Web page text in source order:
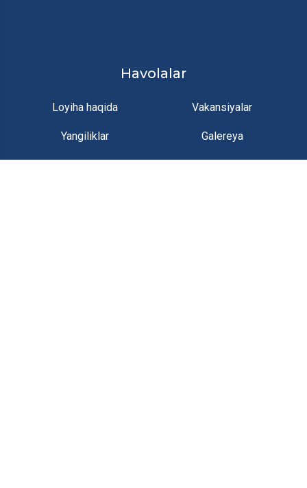
Havolalar
Loyiha haqida Vakansiyalar
Yangiliklar Galereya